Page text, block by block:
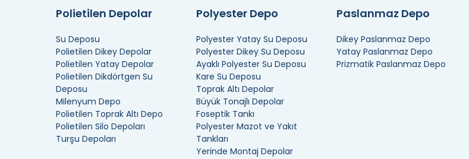
Polietilen Depolar
Su Deposu
Polietilen Dikey Depolar
Polietilen Yatay Depolar
Polietilen Dikdörtgen Su
Deposu
Milenyum Depo
Polietilen Toprak Altı Depo
Polietilen Silo Depoları
Turşu Depoları
Polyester Depo
Polyester Yatay Su Deposu
Polyester Dikey Su Deposu
Ayaklı Polyester Su Deposu
Kare Su Deposu
Toprak Altı Depolar
Büyük Tonajlı Depolar
Foseptik Tankı
Polyester Mazot ve Yakıt
Tankları
Yerinde Montaj Depolar
Paslanmaz Depo
Dikey Paslanmaz Depo
Yatay Paslanmaz Depo
Prizmatik Paslanmaz Depo